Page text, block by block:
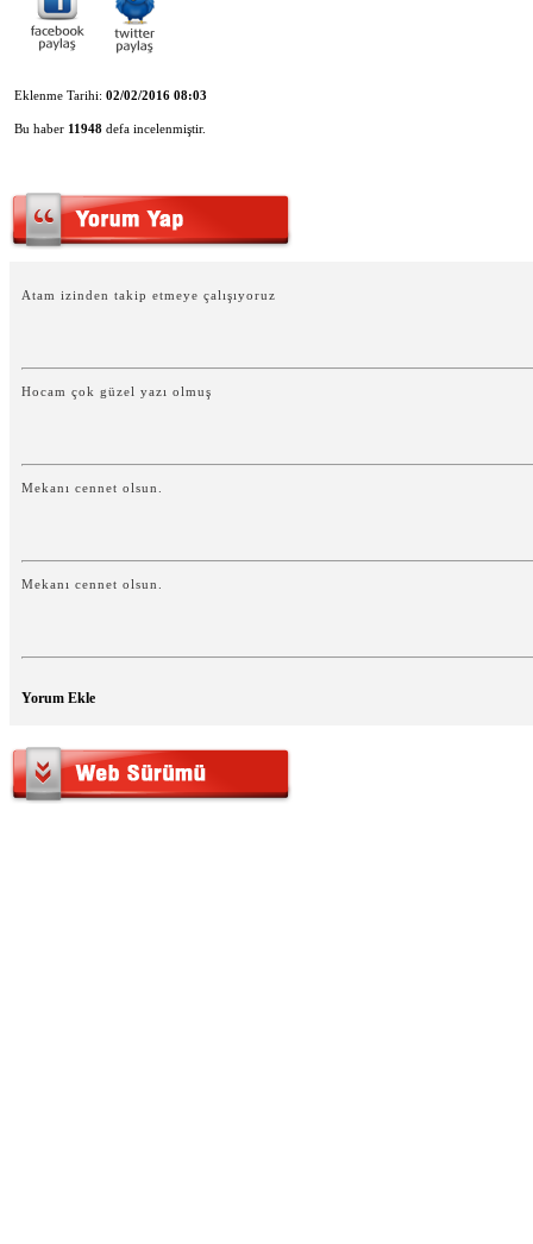
Eklenme Tarihi: 02/02/2016 08:03
Bu haber 11948 defa incelenmiştir.
Atam izinden takip etmeye çalışıyoruz
Hocam çok güzel yazı olmuş
Mekanı cennet olsun.
Mekanı cennet olsun.
Yorum Ekle